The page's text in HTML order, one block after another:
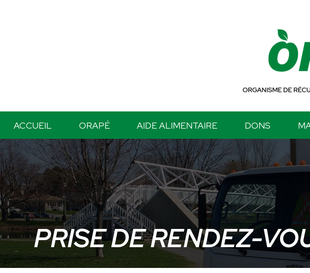
ACCUEIL ORAPÉ AIDE ALIMENTAIRE DONS
PRISE DE RENDEZ-